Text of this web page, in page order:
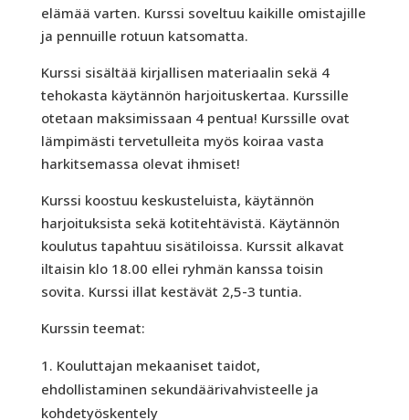
elämää varten. Kurssi soveltuu kaikille omistajille
ja pennuille rotuun katsomatta.
Kurssi sisältää kirjallisen materiaalin sekä 4
tehokasta käytännön harjoituskertaa. Kurssille
otetaan maksimissaan 4 pentua! Kurssille ovat
lämpimästi tervetulleita myös koiraa vasta
harkitsemassa olevat ihmiset!
Kurssi koostuu keskusteluista, käytännön
harjoituksista sekä kotitehtävistä. Käytännön
koulutus tapahtuu sisätiloissa. Kurssit alkavat
iltaisin klo 18.00 ellei ryhmän kanssa toisin
sovita. Kurssi illat kestävät 2,5-3 tuntia.
Kurssin teemat:
Kouluttajan mekaaniset taidot,
ehdollistaminen sekundäärivahvisteelle ja
kohdetyöskentely